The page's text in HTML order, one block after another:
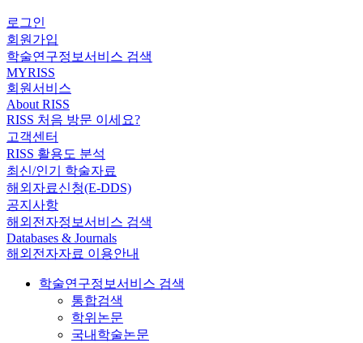
로그인
회원가입
학술연구정보서비스 검색
MYRISS
회원서비스
About RISS
RISS 처음 방문 이세요?
고객센터
RISS 활용도 분석
최신/인기 학술자료
해외자료신청(E-DDS)
공지사항
해외전자정보서비스 검색
Databases & Journals
해외전자자료 이용안내
학술연구정보서비스 검색
통합검색
학위논문
국내학술논문